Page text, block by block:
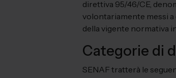
direttiva 95/46/CE,
volontariamente messi a
della vigente normativa
Categorie di
SENAF tratterà le